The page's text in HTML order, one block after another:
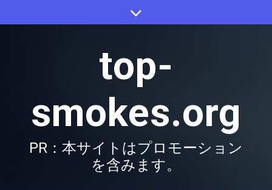
top-
smokes.org
PR：本サイトはプロモーション
を含みます。